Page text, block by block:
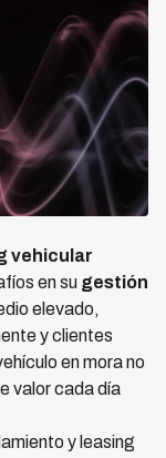
vehicular
en su gestión
elevado,
y clientes
en mora no
valor cada día
y leasing